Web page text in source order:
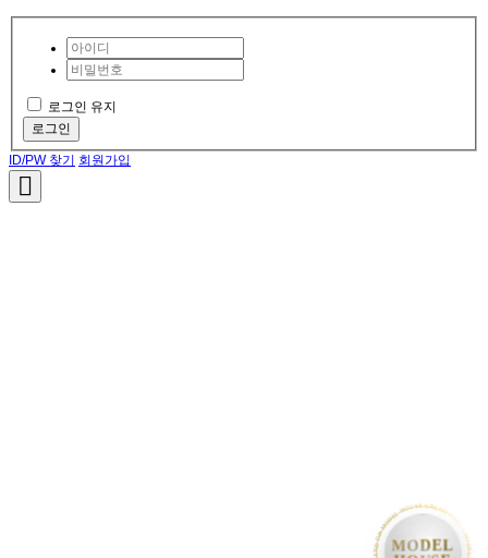
로그인 유지
로그인
ID/PW 찾기 회원가입
MODEL